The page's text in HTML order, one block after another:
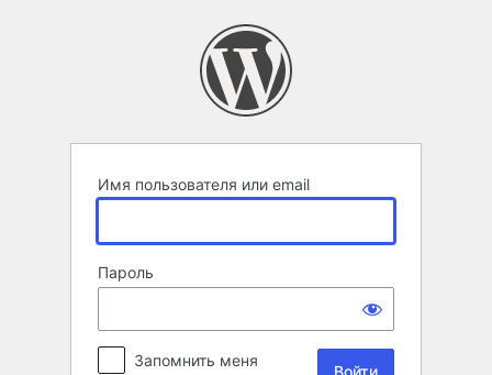
Имя пользователя или email
Пароль
Запомнить меня